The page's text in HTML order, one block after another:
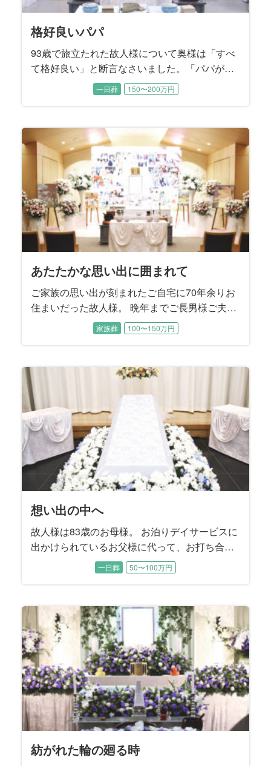
格好良いパパ
93歳で旅立たれた故人様について奥様は「すべ
て格好良い」と断言なさいました。「パパが全
部やってくれたから、私は何も出来なく
て……」と肩を落として涙するお母様に、二人
進みました。 読書家で音楽鑑賞がご趣味だった
無口でダンディな故人様を『格好良く送る』こ
とがご葬儀のテーマになりました。
一日葬 150〜200万円
あたたかな思い出に囲まれて
ご家族の思い出が刻まれたご自宅に70年余りお
住まいだった故人様。 晩年までご長男様ご夫婦
とお孫様に囲まれて過ごされました。 ご性格は
明るくてとても活動的、地元にはお友達もたく
れていたそうです。 この度は8年前にご主人様
のお見送りをお手伝いさせていただいたご縁で
ご依頼をいただきました。
家族葬 100〜150万円
想い出の中へ
故人様は83歳のお母様。 お泊りデイサービスに
出かけられているお父様に代って、お打ち合わ
せは喪主であるご長女様と旦那様にご同席いた
だきました。 お父様は施主をお務めになりま
を執り行うことで、お母様を亡くされたお父様
が今後もしっかり生きていけるようなお別れに
することを望まれました。
一日葬 50〜100万円
紡がれた輪の廻る時